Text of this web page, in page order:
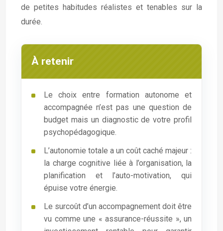
de petites habitudes réalistes et tenables sur la
durée.
À retenir
Le choix entre formation autonome et
accompagnée n’est pas une question de
budget mais un diagnostic de votre profil
psychopédagogique.
L’autonomie totale a un coût caché majeur :
la charge cognitive liée à l’organisation, la
planification et l’auto-motivation, qui
épuise votre énergie.
Le surcoût d’un accompagnement doit être
vu comme une « assurance-réussite », un